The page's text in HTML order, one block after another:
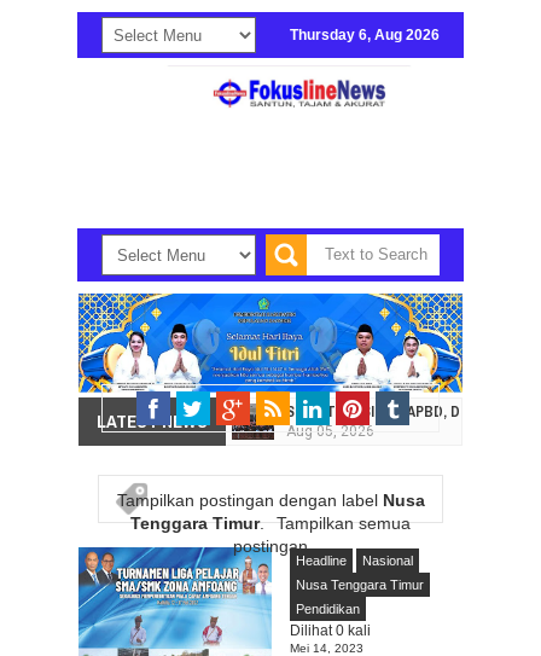
Thursday 6, Aug 2026
LATEST NEWS SOROTI EFISIENSI APBD, DPRD
Aug 05, 2026
SEKRETARIAT DPRD PROVINSI
Aug 05, 2026
RESES VIONITA KUERA SERAP
Aug 05, 2026
GUBERNUR YULIUS BAWAKAN CERITA
Tampilkan postingan dengan label Nusa
Tenggara Timur. Tampilkan semua
postingan
Headline
Nasional
Nusa Tenggara Timur
Pendidikan
Dilihat 0 kali
Mei 14, 2023